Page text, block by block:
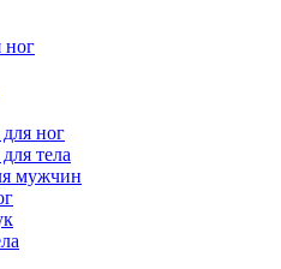
ног
ног
тела
мужчин